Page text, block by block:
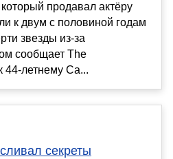
продавал актёру
к двум с половиной годам
звезды из-за
сообщает The
44-летнему Са...
секреты